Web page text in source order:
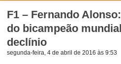
F1 – Fernando
do bicampeão
declínio
segunda-feira, 4 de abril de 2016 às 9:53